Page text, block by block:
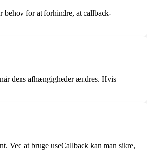
behov for at forhindre, at callback-
dens afhængigheder ændres. Hvis
Ved at bruge useCallback kan man sikre,